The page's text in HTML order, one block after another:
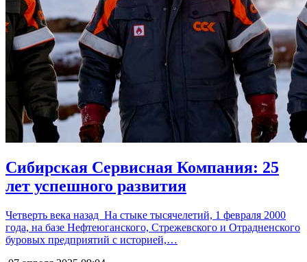
Сибирская Сервисная Компания: 25
лет успешного развития
Четверть века назад На стыке тысячелетий, 1 февраля 2000
года, на базе Нефтеюганского, Стрежевского и Отрадненского
буровых предприятий с историей,…